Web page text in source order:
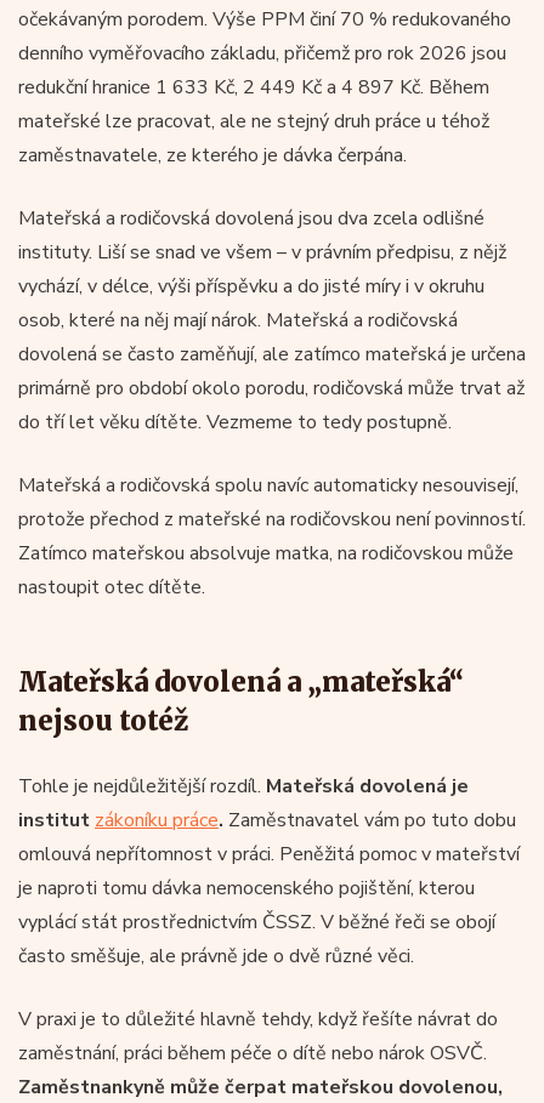
očekávaným porodem. Výše PPM činí 70 % redukovaného
denního vyměřovacího základu, přičemž pro rok 2026 jsou
redukční hranice 1 633 Kč, 2 449 Kč a 4 897 Kč. Během
mateřské lze pracovat, ale ne stejný druh práce u téhož
zaměstnavatele, ze kterého je dávka čerpána.
Mateřská a rodičovská dovolená jsou dva zcela odlišné
instituty. Liší se snad ve všem – v právním předpisu, z nějž
vychází, v délce, výši příspěvku a do jisté míry i v okruhu
osob, které na něj mají nárok. Mateřská a rodičovská
dovolená se často zaměňují, ale zatímco mateřská je určena
primárně pro období okolo porodu, rodičovská může trvat až
do tří let věku dítěte. Vezmeme to tedy postupně.
Mateřská a rodičovská spolu navíc automaticky nesouvisejí,
protože přechod z mateřské na rodičovskou není povinností.
Zatímco mateřskou absolvuje matka, na rodičovskou může
nastoupit otec dítěte.
Mateřská dovolená a „mateřská“
nejsou totéž
Tohle je nejdůležitější rozdíl. Mateřská dovolená je
institut zákoníku práce. Zaměstnavatel vám po tuto dobu
omlouvá nepřítomnost v práci. Peněžitá pomoc v mateřství
je naproti tomu dávka nemocenského pojištění, kterou
vyplácí stát prostřednictvím ČSSZ. V běžné řeči se obojí
často směšuje, ale právně jde o dvě různé věci.
V praxi je to důležité hlavně tehdy, když řešíte návrat do
zaměstnání, práci během péče o dítě nebo nárok OSVČ.
Zaměstnankyně může čerpat mateřskou dovolenou,